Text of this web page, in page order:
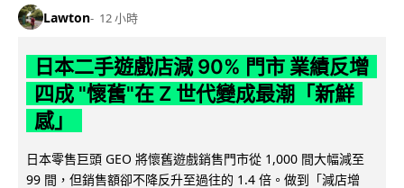
Lawton 12 小時
日本二手遊戲店減 90% 門市 業績反增
四成 "懷舊"在 Z 世代變成最潮「新鮮
感」
日本零售巨頭 GEO 將懷舊遊戲銷售門市從 1,000 間大幅減至
99 間，但銷售額卻不降反升至過往的 1.4 倍。做到「減店增